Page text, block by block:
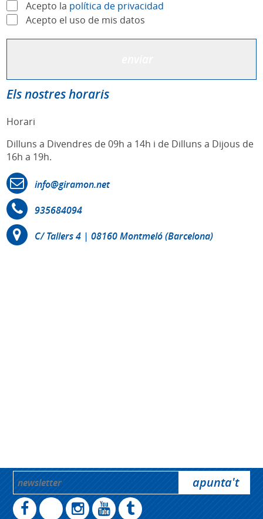
Acepto la política de privacidad
Acepto el uso de mis datos
Els nostres horaris
Horari
Dilluns a Divendres de 09h a 14h i de Dilluns a Dijous de
16h a 19h.
info@giramon.net
935684094
C/ Tallers 4 | 08160 Montmeló (Barcelona)